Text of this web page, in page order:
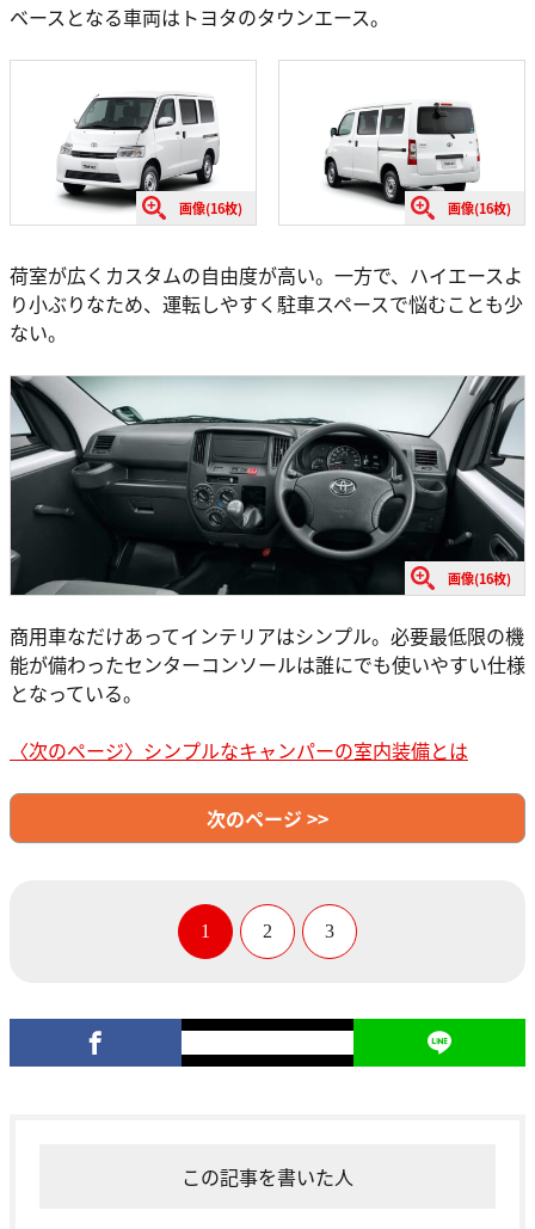
ベースとなる車両はトヨタのタウンエース。
画像(16枚) 画像(16枚)
荷室が広くカスタムの自由度が高い。一方で、ハイエースよ
り小ぶりなため、運転しやすく駐車スペースで悩むことも少
ない。
画像(16枚)
商用車なだけあってインテリアはシンプル。必要最低限の機
能が備わったセンターコンソールは誰にでも使いやすい仕様
となっている。
〈次のページ〉シンプルなキャンパーの室内装備とは
次のページ >>
1 2 3
この記事を書いた人